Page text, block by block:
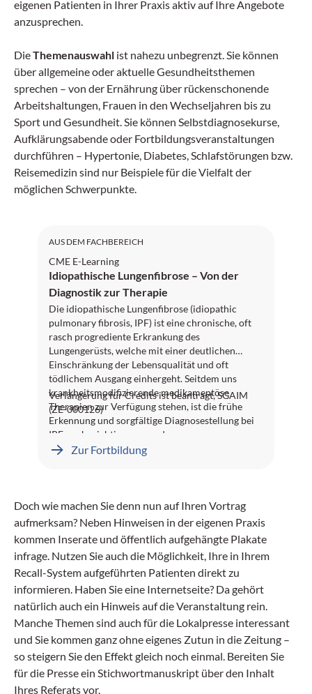
eigenen Patienten in Ihrer Praxis aktiv auf Ihre Angebote
anzusprechen.
DieThemenauswahl ist nahezu unbegrenzt. Sie können
über allgemeine oder aktuelle Gesundheitsthemen
sprechen – von der Ernährung über rückenschonende
Arbeitshaltungen, Frauen in den Wechseljahren bis zu
Sport und Gesundheit. Sie können Selbstdiagnosekurse,
Aufklärungsabende oder Fortbildungsveranstaltungen
durchführen – Hypertonie, Diabetes, Schlafstörungen bzw.
Reisemedizin sind nur Beispiele für die Vielfalt der
möglichen Schwerpunkte.
AUS DEM FACHBEREICH
CME E-Learning
Idiopathische Lungenfibrose – Von der
Diagnostik zur Therapie
Die idiopathische Lungenfibrose (idiopathic
pulmonary fibrosis, IPF) ist eine chronische, oft
rasch progrediente Erkrankung des
Lungengerüsts, welche mit einer deutlichen
Einschränkung der Lebensqualität und oft
tödlichem Ausgang einhergeht. Seitdem uns
krankheitsmodifizierende medikamentöse
Therapien zur Verfügung stehen, ist die frühe
Erkennung und sorgfältige Diagnosestellung bei
IPF noch wichtiger geworden.
Verlängerung für Credits ist beantragt, SGAIM
(ZE-000126)
Zur Fortbildung
Doch wie machen Sie denn nun auf Ihren Vortrag
aufmerksam? Neben Hinweisen in der eigenen Praxis
kommen Inserate und öffentlich aufgehängte Plakate
infrage. Nutzen Sie auch die Möglichkeit, Ihre in Ihrem
Recall-System aufgeführten Patienten direkt zu
informieren. Haben Sie eine Internetseite? Da gehört
natürlich auch ein Hinweis auf die Veranstaltung rein.
Manche Themen sind auch für die Lokalpresse interessant
und Sie kommen ganz ohne eigenes Zutun in die Zeitung –
so steigern Sie den Effekt gleich noch einmal. Bereiten Sie
für die Presse ein Stichwortmanuskript über den Inhalt
Ihres Referats vor.